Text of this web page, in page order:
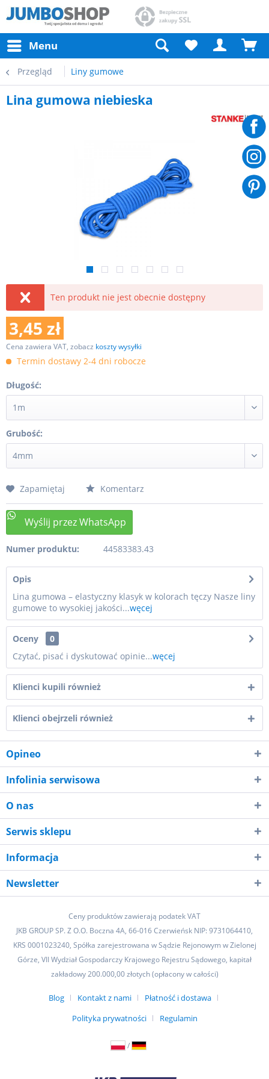
Menu
Przegląd Liny gumowe
Lina gumowa niebieska
Ten produkt nie jest obecnie dostępny
3,45 zł
Cena zawiera VAT, zobacz koszty wysyłki
Termin dostawy 2-4 dni robocze
Długość:
Grubość:
Zapamiętaj Komentarz
Numer produktu: 44583383.43
Opis
Lina gumowa – elastyczny klasyk w kolorach tęczy Nasze liny
gumowe to wysokiej jakości...węcej
Oceny
0
Czytać, pisać i dyskutować opinie...węcej
Klienci kupili również
Klienci obejrzeli również
Opineo
Infolinia serwisowa
O nas
Serwis sklepu
Informacja
Newsletter
Ceny produktów zawierają podatek VAT
JKB GROUP SP. Z O.O. Boczna 4A, 66-016 Czerwieńsk NIP: 9731064410,
KRS 0001023240, Spółka zarejestrowana w Sądzie Rejonowym w Zielonej
Górze, VII Wydział Gospodarczy Krajowego Rejestru Sądowego, kapitał
zakładowy 200.000,00 złotych (opłacony w całości)
Blog Kontakt z nami
Płatność i dostawa
Polityka prywatności
Regulamin
/